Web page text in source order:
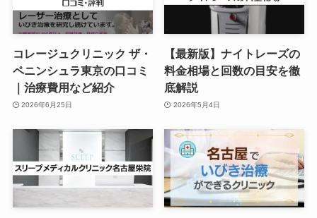
コレージュクリニック ザ・
ペニンシュラ東京の口コミ
｜治療費用など紹介
2026年6月25日
【最新版】ナイトレーズの
料金相場と回数の目安を徹
底解説
2026年5月4日